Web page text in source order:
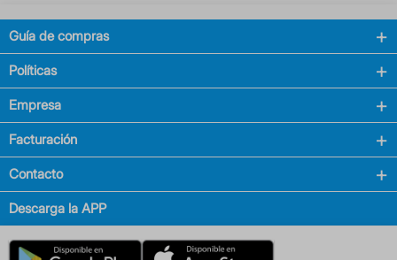
Guía de compras
Políticas
Empresa
Facturación
Contacto
Descarga la APP